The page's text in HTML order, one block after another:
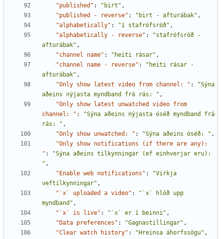
"published" : "birt" ,
"published - reverse" : "birt - afturábak" ,
"alphabetically" : "í stafrófsröð" ,
"alphabetically - reverse" :
"stafrófsröð -
afturábak" ,
"channel name" : "heiti rásar" ,
"channel name - reverse" :
"heiti rásar -
afturábak" ,
"Only show latest video from channel: " :
"Sýna
aðeins nýjasta myndband frá rás: " ,
"Only show latest unwatched video from
channel: " :
"Sýna aðeins nýjasta óséð myndband frá
rás: " ,
"Only show unwatched: " : "Sýna aðeins óséð: " ,
"Only show notifications (if there are any):
" :
"Sýna aðeins tilkynningar (ef einhverjar eru):
" ,
"Enable web notifications" :
"Virkja
veftilkynningar" ,
"`x` uploaded a video" :
"`x` hlóð upp
myndband" ,
"`x` is live" : "`x` er í beinni" ,
"Data preferences" : "Gagnastillingar" ,
"Clear watch history" : "Hreinsa áhorfssögu" ,